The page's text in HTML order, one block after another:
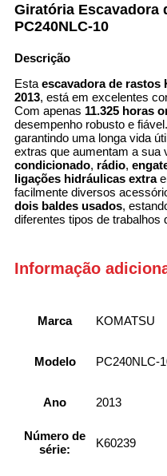
Giratória Escavadora
PC240NLC-10
Descrição
Esta escavadora de rastos
2013, está em excelentes
Com apenas 11.325 horas
desempenho robusto e
garantindo uma longa vida
extras que aumentam a sua
condicionado, rádio,
ligações hidráulicas extra
facilmente diversos
dois baldes usados,
diferentes tipos de trabalhos
Informação
Marca KOMATSU
Modelo PC240NLC-
Ano 2013
Número de
série:
K60239